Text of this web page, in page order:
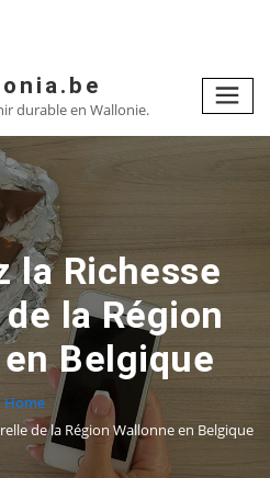
durable en Wallonie.
la Richesse
la Région
Belgique
Home
de la Région Wallonne en Belgique